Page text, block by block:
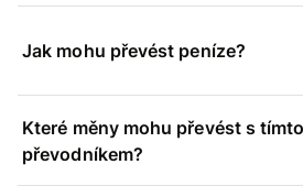
Jak mohu převést peníze?
Které měny mohu převést s tímto
převodníkem?